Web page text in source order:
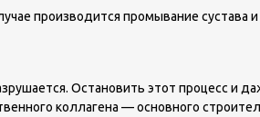
производится промывание сустава
Остановить этот процесс и
коллагена — основного